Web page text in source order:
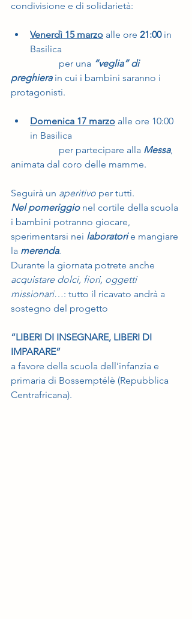
condivisione e di solidarietà:
Venerdì 15 marzo alle ore 21:00 in
Basilica
		per una
“veglia” di
preghiera in cui i bambini saranno i
protagonisti.
Domenica 17 marzo alle ore 10:00
in Basilica
		per partecipare alla
Messa,
animata dal coro delle mamme.
Seguirà un aperitivo per tutti.
Nel pomeriggio nel cortile della scuola
i bambini potranno giocare,
sperimentarsi nei laboratori e mangiare
la merenda.
Durante la giornata potrete anche
acquistare dolci, fiori, oggetti
missionari…: tutto il ricavato andrà a
sostegno del progetto
“LIBERI DI INSEGNARE, LIBERI DI
IMPARARE”
a favore della scuola dell’infanzia e
primaria di Bossemptélè (Repubblica
Centrafricana).